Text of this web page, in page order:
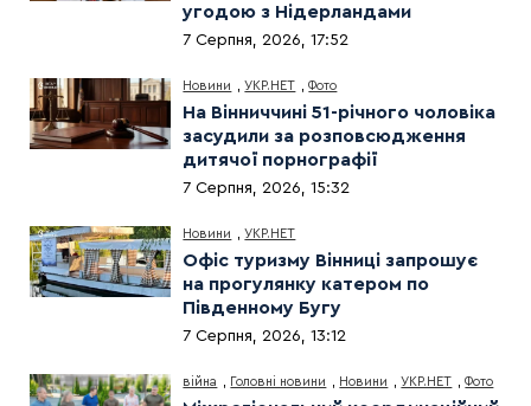
угодою з Нідерландами
7 Серпня, 2026, 17:52
Новини ,УКР.НЕТ ,Фото
На Вінниччині 51-річного чоловіка
засудили за розповсюдження
дитячої порнографії
7 Серпня, 2026, 15:32
Новини ,УКР.НЕТ
Офіс туризму Вінниці запрошує
на прогулянку катером по
Південному Бугу
7 Серпня, 2026, 13:12
війна Головні новини Новини ,УКР.НЕТ ,Фото